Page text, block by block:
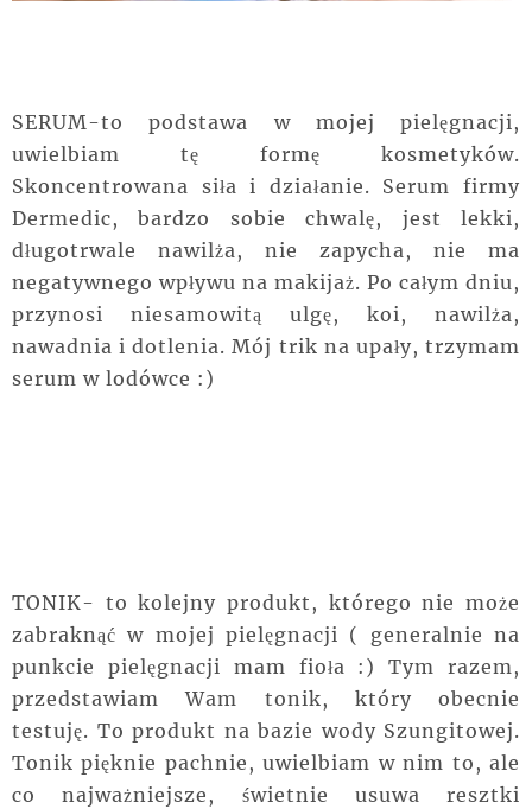
SERUM-to podstawa w mojej pielęgnacji,
uwielbiam tę formę kosmetyków.
Skoncentrowana siła i działanie. Serum firmy
Dermedic, bardzo sobie chwalę, jest lekki,
długotrwale nawilża, nie zapycha, nie ma
negatywnego wpływu na makijaż. Po całym dniu,
przynosi niesamowitą ulgę, koi, nawilża,
nawadnia i dotlenia. Mój trik na upały, trzymam
serum w lodówce :)
TONIK- to kolejny produkt, którego nie może
zabraknąć w mojej pielęgnacji ( generalnie na
punkcie pielęgnacji mam fioła :) Tym razem,
przedstawiam Wam tonik, który obecnie
testuję. To produkt na bazie wody Szungitowej.
Tonik pięknie pachnie, uwielbiam w nim to, ale
co najważniejsze, świetnie usuwa resztki